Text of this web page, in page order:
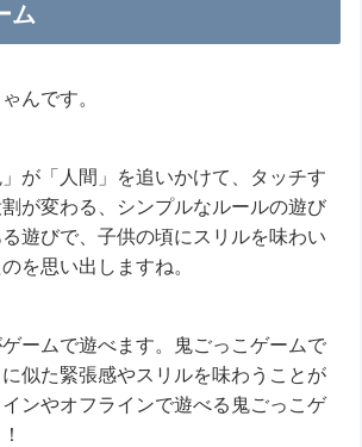
ム
んです。
が「人間」を追いかけて、タッチす
が変わる、シンプルなルールの遊び
遊びで、子供の頃にスリルを味わい
を思い出しますね。
ームで遊べます。鬼ごっこゲームで
似た緊張感やスリルを味わうことが
ンやオフラインで遊べる鬼ごっこゲ